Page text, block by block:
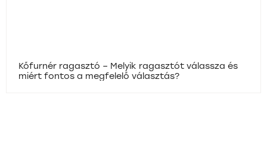
Kőfurnér ragasztó – Melyik ragasztót válassza és
miért fontos a megfelelő választás?